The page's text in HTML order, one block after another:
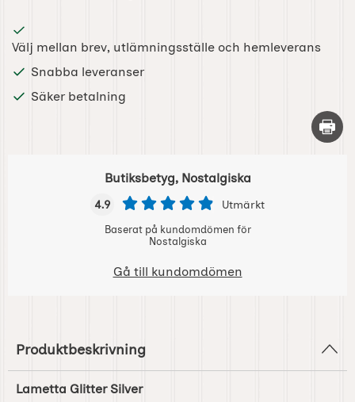
Välj mellan brev, utlämningsställe och hemleverans
Snabba leveranser
Säker betalning
Skriv
Butiksbetyg, Nostalgiska
4.9 Utmärkt
Baserat på kundomdömen för
Nostalgiska
Gå till kundomdömen
Produktbeskrivning
Lametta Glitter Silver